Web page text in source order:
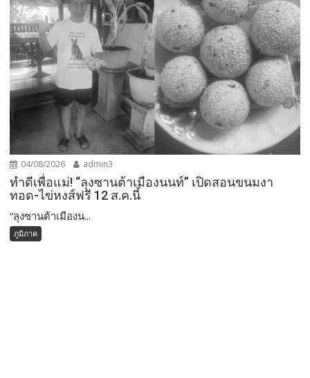
04/08/2026 admin3
ทำดีเพื่อแม่! “ลุงซานต้าเมืองนนท์” เปิดสอนขนมงา
ทอด-ไข่หงส์ฟรี 12 ส.ค.นี้
“ลุงซานต้าเมืองน...
ภูมิภาค